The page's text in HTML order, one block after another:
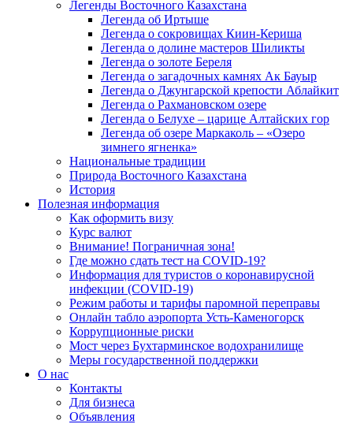
Легенды Восточного Казахстана
Легенда об Иртыше
Легенда о сокровищах Киин-Кериша
Легенда о долине мастеров Шиликты
Легенда о золоте Береля
Легенда о загадочных камнях Ак Бауыр
Легенда о Джунгарской крепости Аблайкит
Легенда о Рахмановском озере
Легенда о Белухе – царице Алтайских гор
Легенда об озере Маркаколь – «Озеро
зимнего ягненка»
Национальные традиции
Природа Восточного Казахстана
История
Полезная информация
Как оформить визу
Курс валют
Внимание! Пограничная зона!
Где можно сдать тест на COVID-19?
Информация для туристов о коронавирусной
инфекции (COVID-19)
Режим работы и тарифы паромной переправы
Онлайн табло аэропорта Усть-Каменогорск
Коррупционные риски
Мост через Бухтарминское водохранилище
Меры государственной поддержки
О нас
Контакты
Для бизнеса
Объявления